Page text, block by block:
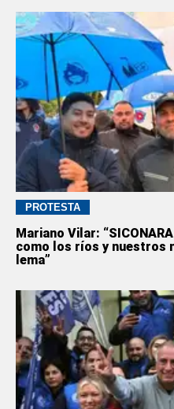
PROTESTA
Mariano Vilar:
como los ríos y nuestros
lema”